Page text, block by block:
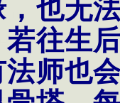
也无
往生
师也